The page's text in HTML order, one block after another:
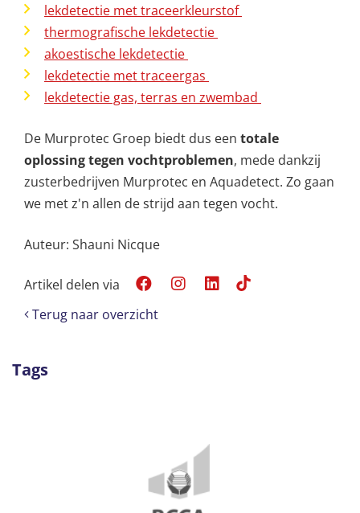
lekdetectie met traceerkleurstof
thermografische lekdetectie
akoestische lekdetectie
lekdetectie met traceergas
lekdetectie gas, terras en zwembad
De Murprotec Groep biedt dus een totale
oplossing tegen vochtproblemen, mede dankzij
zusterbedrijven Murprotec en Aquadetect. Zo gaan
we met z'n allen de strijd aan tegen vocht.
Auteur: Shauni Nicque
Artikel delen via
Terug naar overzicht
Tags